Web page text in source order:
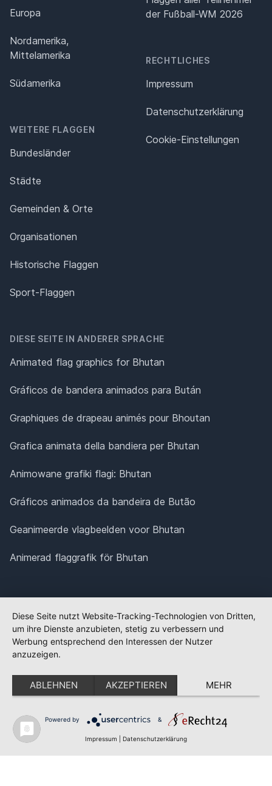
Europa
Nordamerika,
Mittelamerika
Südamerika
WEITERE FLAGGEN
Bundesländer
Städte
Gemeinden & Orte
Organisationen
Historische Flaggen
Sport-Flaggen
der Fußball-WM 2026
RECHTLICHES
Impressum
Datenschutz­erklärung
Cookie-Einstellungen
DIESE SEITE IN ANDERER SPRACHE
Animated flag graphics for Bhutan
Gráficos de bandera animados para Bután
Graphiques de drapeau animés pour Bhoutan
Grafica animata della bandiera per Bhutan
Animowane grafiki flagi: Bhutan
Gráficos animados da bandeira de Butão
Geanimeerde vlagbeelden voor Bhutan
Animerad flaggrafik för Bhutan
Diese Seite nutzt Website-Tracking-Technologien von Dritten,
um ihre Dienste anzubieten, stetig zu verbessern und
Werbung entsprechend den Interessen der Nutzer
anzuzeigen.
ABLEHNEN AKZEPTIEREN MEHR
Powered by &
Impressum Datenschutzerklärung